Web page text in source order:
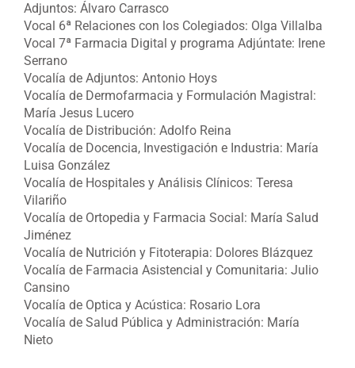
Adjuntos: Álvaro Carrasco
Vocal 6ª Relaciones con los Colegiados: Olga Villalba
Vocal 7ª Farmacia Digital y programa Adjúntate: Irene
Serrano
Vocalía de Adjuntos: Antonio Hoys
Vocalía de Dermofarmacia y Formulación Magistral:
María Jesus Lucero
Vocalía de Distribución: Adolfo Reina
Vocalía de Docencia, Investigación e Industria: María
Luisa González
Vocalía de Hospitales y Análisis Clínicos: Teresa
Vilariño
Vocalía de Ortopedia y Farmacia Social: María Salud
Jiménez
Vocalía de Nutrición y Fitoterapia: Dolores Blázquez
Vocalía de Farmacia Asistencial y Comunitaria: Julio
Cansino
Vocalía de Optica y Acústica: Rosario Lora
Vocalía de Salud Pública y Administración: María
Nieto